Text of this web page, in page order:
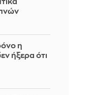
η
ήξερα ότι